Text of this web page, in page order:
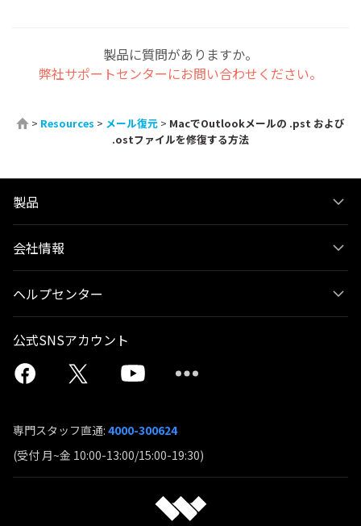
製品に質問がありますか。
弊社サポートセンターにお問い合わせください。
> Resources > メール復元 > MacでOutlookメールの .pst および
.ostファイルを修復する方法
製品
会社情報
ヘルプセンター
公式SNSアカウント
専門スタッフ直通: 4000-300624
(受付 月~金 10:00-13:00/15:00-19:30)